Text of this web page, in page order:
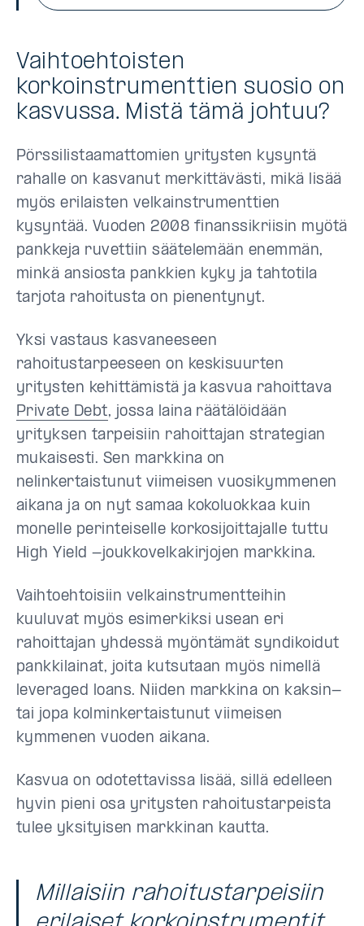
Vaihtoehtoisten
korkoinstrumenttien suosio on
kasvussa. Mistä tämä johtuu?
Pörssilistaamattomien yritysten kysyntä
rahalle on kasvanut merkittävästi, mikä lisää
myös erilaisten velkainstrumenttien
kysyntää. Vuoden 2008 finanssikriisin myötä
pankkeja ruvettiin säätelemään enemmän,
minkä ansiosta pankkien kyky ja tahtotila
tarjota rahoitusta on pienentynyt.
Yksi vastaus kasvaneeseen
rahoitustarpeeseen on keskisuurten
yritysten kehittämistä ja kasvua rahoittava
Private Debt, jossa laina räätälöidään
yrityksen tarpeisiin rahoittajan strategian
mukaisesti. Sen markkina on
nelinkertaistunut viimeisen vuosikymmenen
aikana ja on nyt samaa kokoluokkaa kuin
monelle perinteiselle korkosijoittajalle tuttu
High Yield -joukkovelkakirjojen markkina.
Vaihtoehtoisiin velkainstrumentteihin
kuuluvat myös esimerkiksi usean eri
rahoittajan yhdessä myöntämät syndikoidut
pankkilainat, joita kutsutaan myös nimellä
leveraged loans. Niiden markkina on kaksin-
tai jopa kolminkertaistunut viimeisen
kymmenen vuoden aikana.
Kasvua on odotettavissa lisää, sillä edelleen
hyvin pieni osa yritysten rahoitustarpeista
tulee yksityisen markkinan kautta.
Millaisiin rahoitustarpeisiin